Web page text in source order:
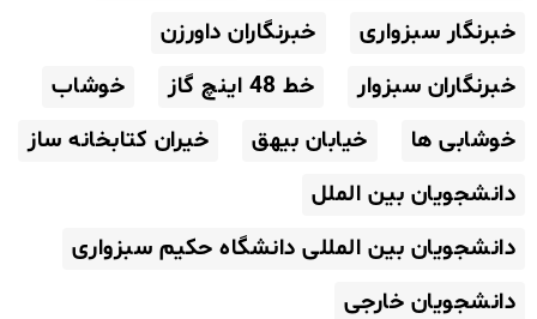
خبرنگار سبزواری
خبرنگاران داورزن
خبرنگاران سبزوار
خط 48 اینچ گاز
خوشاب
خوشابی ها
خیابان بیهق
خیران کتابخانه ساز
دانشجویان بین الملل
دانشجویان بین المللی دانشگاه حکیم سبزواری
دانشجویان خارجی